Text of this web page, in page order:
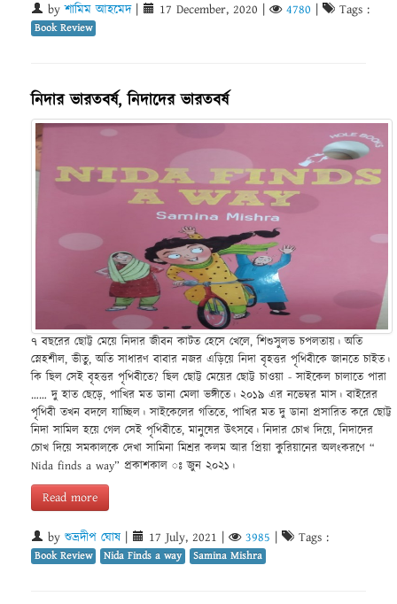
byশামিম আহমেদ| 17 December, 2020 4780 Tags :
Book Review
নিদার ভারতবর্ষ, নিদাদের ভারতবর্ষ
৭ বছরের ছোট্ট মেয়ে নিদার জীবন কাটত হেসে খেলে, শিশুসুলভ চপলতায়। অতি
স্নেহশীল, ভীতু, অতি সাধারণ বাবার নজর এড়িয়ে নিদা বৃহত্তর পৃথিবীকে জানতে চাইত।
কি ছিল সেই বৃহত্তর পৃথিবীতে? ছিল ছোট্ট মেয়ের ছোট্ট চাওয়া - সাইকেল চালাতে পারা
…… দু হাত ছেড়ে, পাখির মত ডানা মেলা ভঙ্গীতে। ২০১৯ এর নভেম্বর মাস। বাইরের
পৃথিবী তখন বদলে যাচ্ছিল। সাইকেলের গতিতে, পাখির মত দু ডানা প্রসারিত করে ছোট্ট
নিদা সামিল হয়ে গেল সেই পৃথিবীতে, মানুষের উৎসবে। নিদার চোখ দিয়ে, নিদাদের
চোখ দিয়ে সমকালকে দেখা সামিনা মিশ্রর কলম আর প্রিয়া কুরিয়ানের অলংকরণে “
Nida finds a way” প্রকাশকাল ঃ জুন ২০২১।
Read more
by শুভ্রদীপ ঘোষ 17 July, 2021 3985 Tags :
Book Review Nida Finds a way Samina Mishra